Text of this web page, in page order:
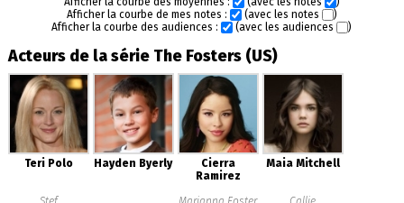
Afficher la courbe de mes notes :
(avec les notes
)
Afficher la courbe des audiences :
(avec les audiences )
Acteurs de la série The Fosters (US)
Teri Polo Hayden Byerly
Cierra
Ramirez
Maia Mitchell